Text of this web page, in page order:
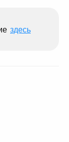
здесь